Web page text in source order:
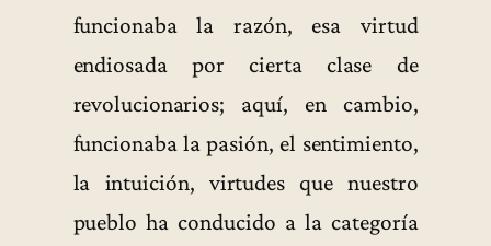
funcionaba la razón, esa virtud
endiosada por cierta clase de
revolucionarios; aquí, en cambio,
funcionaba la pasión, el sentimiento,
la intuición, virtudes que nuestro
pueblo ha conducido a la categoría